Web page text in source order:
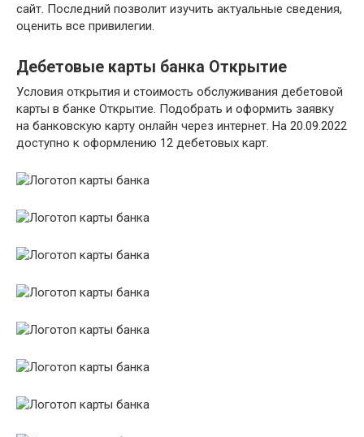
сайт. Последний позволит изучить актуальные сведения,
оценить все привилегии.
Дебетовые карты банка Открытие
Условия открытия и стоимость обслуживания дебетовой
карты в банке Открытие. Подобрать и оформить заявку
на банковскую карту онлайн через интернет. На 20.09.2022
доступно к оформлению 12 дебетовых карт.